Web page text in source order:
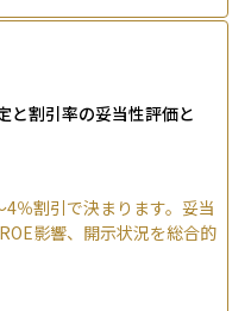
と割引率の妥当性評価と
％割引で決まります。妥当
影響、開示状況を総合的